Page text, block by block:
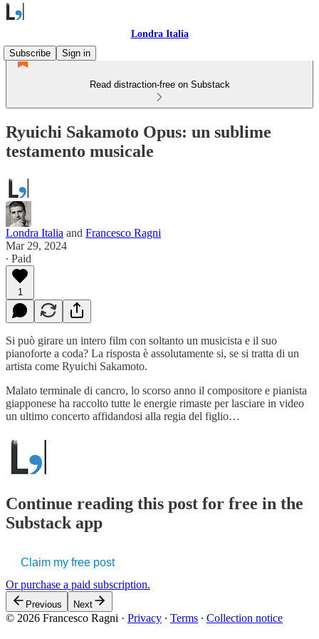
Londra Italia
Subscribe
Sign in
Read distraction-free on Substack
Ryuichi Sakamoto Opus: un sublime
testamento musicale
Londra Italia and Francesco Ragni
Mar 29, 2024
∙ Paid
1
Si può girare un intero film con soltanto un musicista e il suo
pianoforte a coda? La risposta è assolutamente si, se si tratta di un
artista come Ryuichi Sakamoto.
Malato terminale di cancro, lo scorso anno il compositore e pianista
giapponese ha raccolto tutte le energie rimaste per lasciare in video
un ultimo concerto affidandosi alla regia del figlio…
Continue reading this post for free in the
Substack app
Claim my free post
Or purchase a paid subscription.
Previous Next
© 2026 Francesco Ragni · Privacy ∙ Terms ∙ Collection notice